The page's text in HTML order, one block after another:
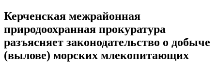
Керченская межрайонная
природоохранная прокуратура
разъясняет законодательство о добыче
(вылове) морских млекопитающих